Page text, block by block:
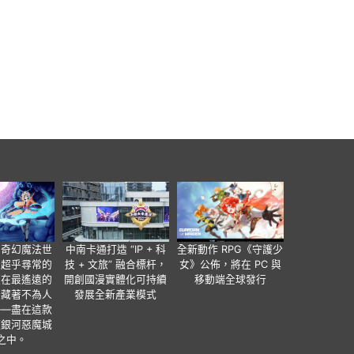
幻魔法世
乎尋常的
最遙遠的
著不為人
盡在這款
河惡魔城
中。
中南卡通打造 “IP + 科
技 + 文旅” 融合標杆，
開創國漫實體化可持續
發展全新產業模式
全新動作 RPG《守護少
女》公佈，將在 PC 與
移動端全球發行